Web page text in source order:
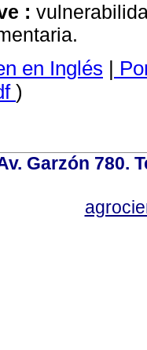
:
en Inglés |
)
Garzón 780.